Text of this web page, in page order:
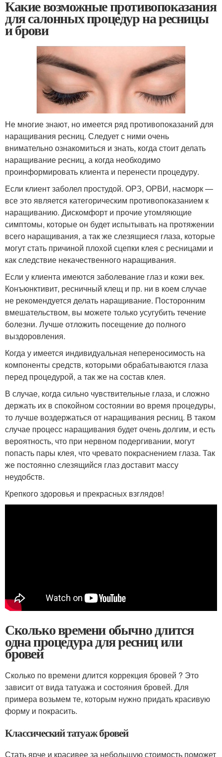
Какие возможные противопоказания
для салонных процедур на ресницы
и брови
Не многие знают, но имеется ряд противопоказаний для
наращивания ресниц. Следует с ними очень
внимательно ознакомиться и знать, когда стоит делать
наращивание ресниц, а когда необходимо
проинформировать клиента и перенести процедуру.
Если клиент заболел простудой. ОРЗ, ОРВИ, насморк —
все это является категорическим противопоказанием к
наращиванию. Дискомфорт и прочие утомляющие
симптомы, которые он будет испытывать на протяжении
всего наращивания, а так же слезящиеся глаза, которые
могут стать причиной плохой сцепки клея с ресницами и
как следствие некачественного наращивания.
Если у клиента имеются заболевание глаз и кожи век.
Конъюнктивит, ресничный клещ и пр. ни в коем случае
не рекомендуется делать наращивание. Посторонним
вмешательством, вы можете только усугубить течение
болезни. Лучше отложить посещение до полного
выздоровления.
Когда у имеется индивидуальная непереносимость на
компоненты средств, которыми обрабатываются глаза
перед процедурой, а так же на состав клея.
В случае, когда сильно чувствительные глаза, и сложно
держать их в спокойном состоянии во время процедуры,
то лучше воздержаться от наращивания ресниц. В таком
случае процесс наращивания будет очень долгим, и есть
вероятность, что при нервном подергивании, могут
попасть пары клея, что чревато покраснением глаза. Так
же постоянно слезящийся глаз доставит массу
неудобств.
Крепкого здоровья и прекрасных взглядов!
Сколько времени обычно длится
одна процедура для ресниц или
бровей
Сколько по времени длится коррекция бровей ? Это
зависит от вида татуажа и состояния бровей. Для
примера возьмем те, которым нужно придать красивую
форму и покрасить.
Классический татуаж бровей
Стать ярче и красивее за небольшую стоимость поможет